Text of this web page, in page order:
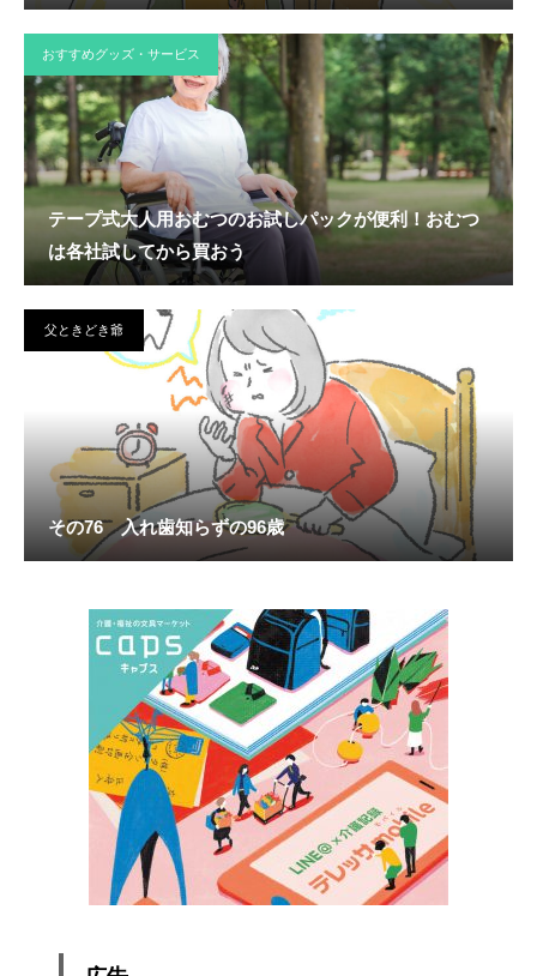
おすすめグッズ・サービス
テープ式大人用おむつのお試しパックが便利！おむつ
は各社試してから買おう
父ときどき爺
その76 入れ歯知らずの96歳